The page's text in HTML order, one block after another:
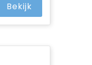
Bekijk